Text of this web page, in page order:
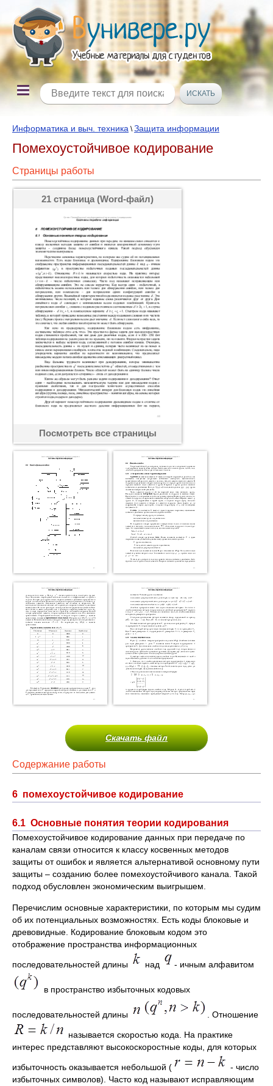
Информатика и выч. техника \Защита информации
Помехоустойчивое кодирование
Страницы работы
21 страница (Word-файл)
Посмотреть все страницы
Скачать файл
Содержание работы
6 помехоустойчивое кодирование
6.1 Основные понятия теории кодирования
Помехоустойчивое кодирование данных при передаче по
каналам связи относится к классу косвенных методов
защиты от ошибок и является альтернативой основному пути
защиты – созданию более помехоустойчивого канала. Такой
подход обусловлен экономическим выигрышем.
Перечислим основные характеристики, по которым мы судим
об их потенциальных возможностях. Есть коды блоковые и
древовидные. Кодирование блоковым кодом это
отображение пространства информационных
последовательностей длины над - ичным алфавитом
в пространство избыточных кодовых
последовательностей длины . Отношение
называется скоростью кода. На практике
интерес представляют высокоскоростные коды, для которых
избыточность оказывается небольшой (
- число
избыточных символов). Часто код называют исправляющим